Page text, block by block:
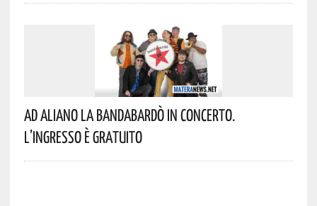
Ad Aliano La Bandabardò In Concerto.
L’ingresso È Gratuito